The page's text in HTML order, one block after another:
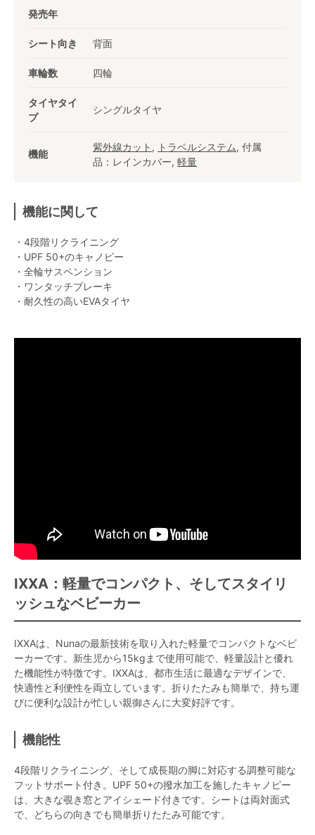
発売年
シート向き 背面
車輪数 四輪
タイヤタイ
プ
シングルタイヤ
機能
紫外線カット , トラベルシステム, 付属
品：レインカバー, 軽量
機能に関して
・4段階リクライニング
・UPF 50+のキャノピー
・全輪サスペンション
・ワンタッチブレーキ
・耐久性の高いEVAタイヤ
IXXA：軽量でコンパクト、そしてスタイリ
ッシュなベビーカー
IXXAは、Nunaの最新技術を取り入れた軽量でコンパクトなベビ
ーカーです。新生児から15kgまで使用可能で、軽量設計と優れ
た機能性が特徴です。IXXAは、都市生活に最適なデザインで、
快適性と利便性を両立しています。折りたたみも簡単で、持ち運
びに便利な設計が忙しい親御さんに大変好評です。
機能性
4段階リクライニング、そして成長期の脚に対応する調整可能な
フットサポート付き。UPF 50+の撥水加工を施したキャノピー
は、大きな覗き窓とアイシェード付きです。シートは両対面式
で、どちらの向きでも簡単折りたたみ可能です。